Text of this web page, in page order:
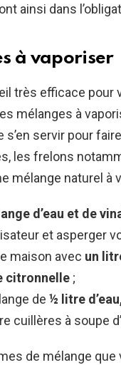
3,
ainsi dans
à vaporiser
très efficace pour
mélanges à
s’en servir pour
les frelons
mélange naturel à
d’eau et de
et asperger
maison avec un
citronnelle ;
de ½ litre
cuillères à soupe d’
de mélange